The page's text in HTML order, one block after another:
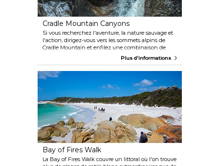
Cradle Mountain Canyons
Si vous recherchez l'aventure, la nature sauvage et
l'action, dirigez-vous vers les sommets alpins de
Cradle Mountain et enfilez une combinaison de
plongée. Les canyons de Cradle Mountain
sautez, nagez et descendez en rappel dans
d'anciens canyons.
Plus d'informations
Bay of Fires Walk
La Bay of Fires Walk couvre un littoral où l'on trouve